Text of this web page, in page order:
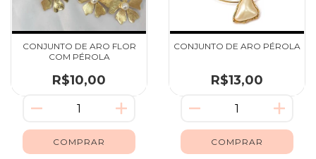
CONJUNTO DE ARO FLOR
COM PÉROLA
R$10,00
CONJUNTO DE ARO PÉROLA
R$13,00